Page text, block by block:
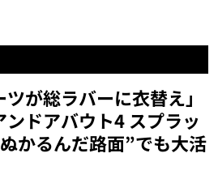
ツが総ラバーに衣替え」
ドアバウト4 スプラッ
かるんだ路面”でも大活